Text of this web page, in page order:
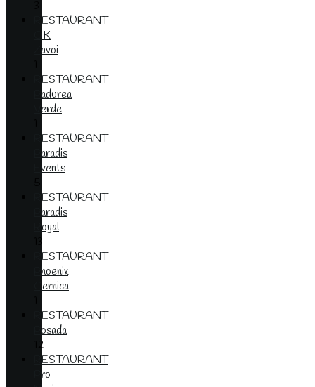
RESTAURANT
OK
Zavoi
RESTAURANT
Padurea
Verde
RESTAURANT
Paradis
Events
RESTAURANT
Paradis
Royal
RESTAURANT
Phoenix
Cernica
RESTAURANT
Posada
12
RESTAURANT
Pro